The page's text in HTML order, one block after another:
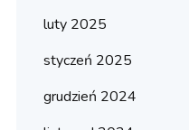
luty 2025
styczeń 2025
grudzień 2024